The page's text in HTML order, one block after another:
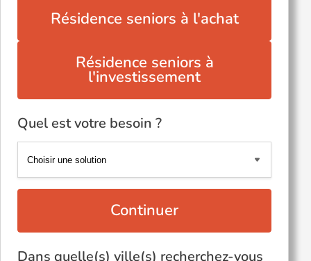
Résidence seniors à l'achat
Résidence seniors à
l'investissement
Quel est votre besoin ?
Continuer
Dans quelle(s) ville(s) recherchez-vous